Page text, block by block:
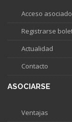
Acceso
Registrarse
Actualidad
Contacto
ASOCIARSE
Ventajas